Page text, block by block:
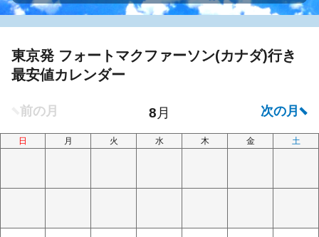
東京発 フォートマクファーソン(カナダ)行き
最安値カレンダー
日 月 火 水 木 金 土